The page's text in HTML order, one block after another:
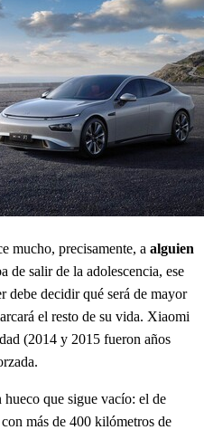
mucho, precisamente, a alguien
de salir de la adolescencia, ese
debe decidir qué será de mayor
el resto de su vida. Xiaomi
(2014 y 2015 fueron años
que sigue vacío: el de
más de 400 kilómetros de